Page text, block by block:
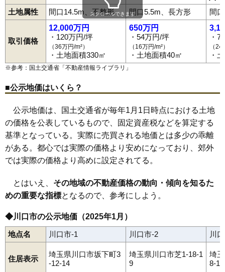
77 安行領家 56万円 2,239万円 27.3%
差間 2,567万円 29.6%
79 2,006万円
安行吉蔵 56万円 1,999万円 25.6%
81 東内野 54万円
82 石神
84 安行北谷 50万円 1,727万円 25.2%
49万円 5,354万円 31.0%
86 安行原 48万円 2,359万円 23.7%
87 新堀 48万円 2,326万円
89 西新井宿 46万円 2,843万円 21.8%
91 大竹 44万円
92 峯 2,020万円 20.5%
94 赤芝新田 35.5%
土地属性
間口14.5m、不整形 間口5.5m、長方形 間
取引価格
12,000万円
・120万円/坪
（36万円/m²）
・土地面積330㎡
650万円
・54万円/坪
（16万円/m²）
・土地面積40㎡
・
（
・
スクロールできます
※参考：国土交通省「不動産情報ライブラリ 」
■公示地価はいくら？
公示地価は、国土交通省が毎年1月1日時点における土地
の価格を公表しているもので、固定資産税などを算定する
基準となっている。実際に売買される地価とは多少の乖離
がある。都心では実際の価格より安めになっており、郊外
では実際の価格より高めに設定されてる。
とはいえ、 その地域の不動産価格の動向・傾向を知るた
めの重要な指標となるので、参考にしよう。
◆川口市の公示地価（2025年1月）
地点名 川口市-1 川口市-2 川
住居表示
埼玉県川口市坂下町3
-12-14
埼玉県川口市芝1-18-1
9
埼
8-18
源左衛門新田神戸小谷場在家町幸町栄町差間芝芝下芝新町
芝塚原
芝中田芝西芝樋ノ爪芝富士 末広長蔵戸塚
戸塚境町
戸塚鋏町戸塚東中青木仲町並木並木元町新堀西青木
西川口西立野 東内野東川口
本町本蓮 前上町前川前川町 南町南前川峯
柳崎柳根町弥平領家坂下町 八幡木鳩ケ谷本町
鳩ケ谷緑町 三ツ和南鳩ケ谷戸塚南
東川口駅 西川口駅川口駅川口元郷駅南鳩ケ谷駅
鳩ケ谷駅
新井宿駅
戸塚安行駅